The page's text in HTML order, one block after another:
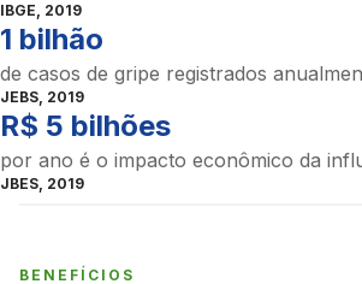
IBGE, 2019
1 bilhão
de casos de gripe registrados
JEBS, 2019
R$ 5 bilhões
por ano é o impacto econômico da
JBES, 2019
BENEFÍCIOS